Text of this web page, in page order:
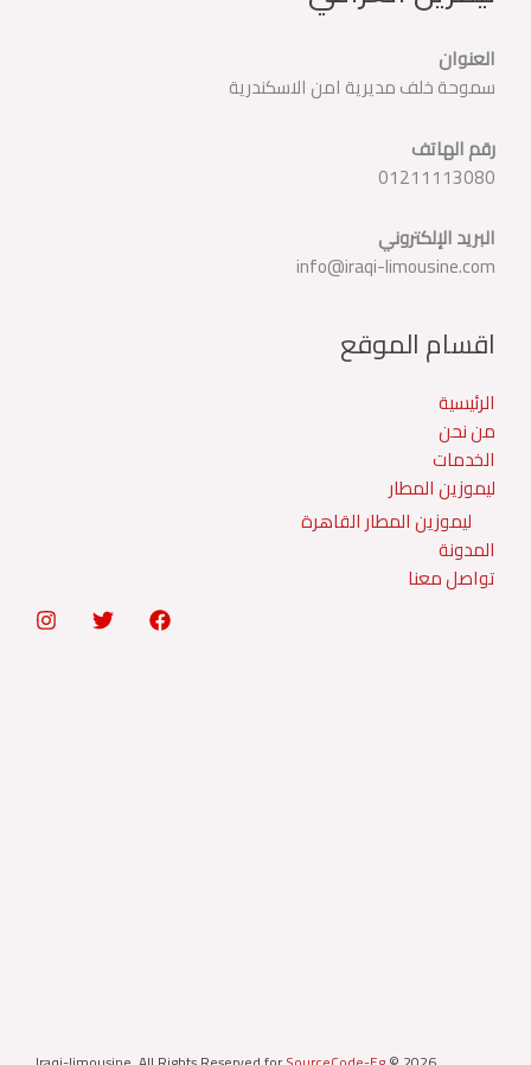
العنوان
سموحة خلف مديرية امن الاسكندرية
رقم الهاتف
01211113080
البريد الإلكتروني
info@iraqi-limousine.com
اقسام الموقع
الرئيسية
من نحن
الخدمات
ليموزين المطار
ليموزين المطار القاهرة
المدونة
تواصل معنا